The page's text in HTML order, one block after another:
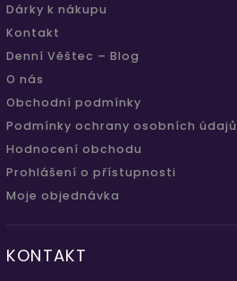
Dárky k nákupu
Kontakt
Denní Věštec – Blog
O nás
Obchodní podmínky
Podmínky ochrany osobních údajů
Hodnocení obchodu
Prohlášení o přístupnosti
Moje objednávka
KONTAKT